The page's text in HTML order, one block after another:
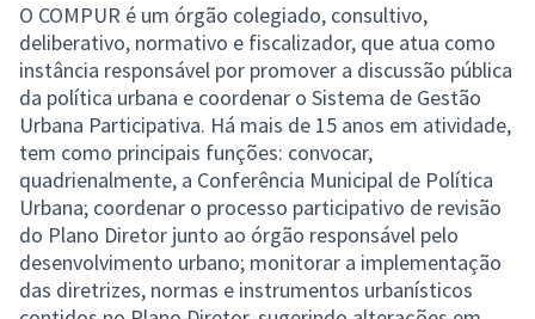
O COMPUR é um órgão colegiado, consultivo,
deliberativo, normativo e fiscalizador, que atua como
instância responsável por promover a discussão pública
da política urbana e coordenar o Sistema de Gestão
Urbana Participativa. Há mais de 15 anos em atividade,
tem como principais funções: convocar,
quadrienalmente, a Conferência Municipal de Política
Urbana; coordenar o processo participativo de revisão
do Plano Diretor junto ao órgão responsável pelo
desenvolvimento urbano; monitorar a implementação
das diretrizes, normas e instrumentos urbanísticos